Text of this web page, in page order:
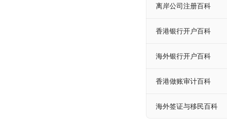
离岸公司注册百科
香港银行开户百科
海外银行开户百科
香港做账审计百科
海外签证与移民百科